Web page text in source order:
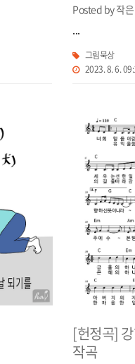
Posted by 작
...
그림묵상
2023. 8. 6.
[헌정곡]
작곡